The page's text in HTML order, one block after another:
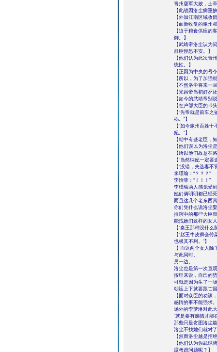
青州唐军大败，士
【此战因洛尘病重
【外加江南区域收
【而新收复的豫州
【迫于粮食供应的
御。】
【武靖帝洛尘认为
群臣惶恐不安。】
【他们认为此次青
统性。】
【正因为中央的号
【所以，为了加强
【不然洛尘将来一
【光昌帝当初好歹
【如今的武靖帝别
【在户部大臣的带
【“先帝就是前车
祸。”】
【“如今豫州百姓
妃。”】
【朝中有些老臣，
【他们误以为洛尘
【所以他们故意在
【“当然纳妃一定
【“没错，夫选妻
李瑾瑜：“？？？”
李怡菲：“！！！”
李瑾瑜两人感觉受
她们俩明明都已经
而且这几个老东西
你们凭什么说洛尘
推演中的那些大臣
能找她们这样的女
【“秦王那种没什
【“赵王牛皮癣会
也极其不利。”】
【“而这两个女人
与此同时。
另一边。
洛尘也是第一次直
按理来说，自己的
可就是因为生了一
朝廷上下就要跟亡
【面对众臣的劝谏
感情的事不能强求
场外的李梦琳对此
“就是要有感情才能
那些只是贪图洛尘
洛尘不找她们就对
【然而洛尘越是拒
【他们认为你武球
度考虑问题呢？】